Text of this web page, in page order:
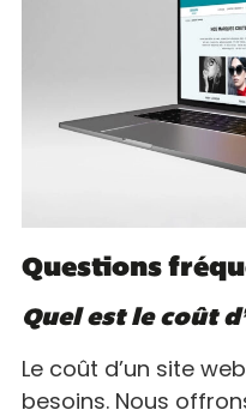
Questions
Quel est le coût
Le coût d’un site
besoins. Nous